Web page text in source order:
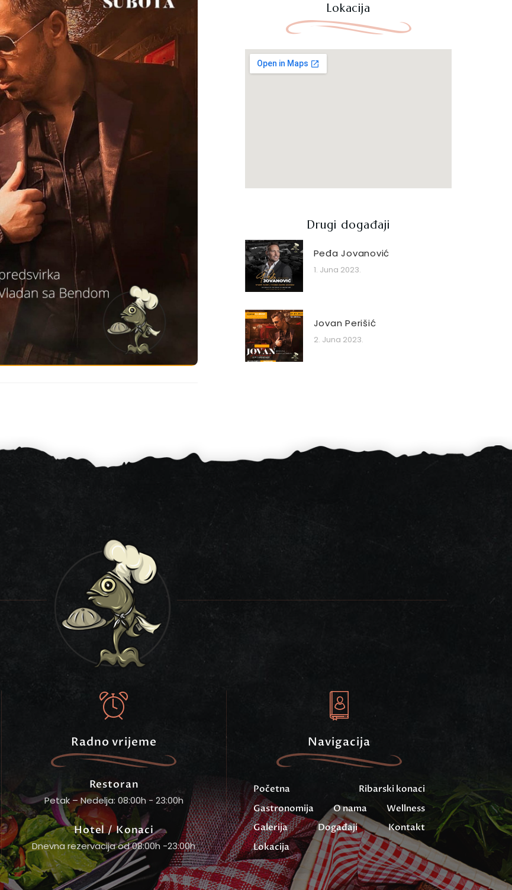
Lokacija
Drugi događaji
Peđa Jovanović
1. Juna 2023.
Jovan Perišić
2. Juna 2023.
Radno vrijeme
Restoran
Petak – Nedelja: 08:00h - 23:00h
Hotel / Konaci
Dnevna rezervacija od 08:00h -23:00h
Navigacija
Početna
Ribarski konaci
Gastronomija
O nama
Wellness
Galerija
Događaji
Kontakt
Lokacija